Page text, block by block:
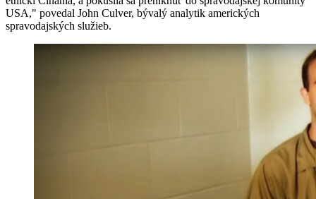
USA," povedal John Culver, bývalý analytik amerických
spravodajských služieb.